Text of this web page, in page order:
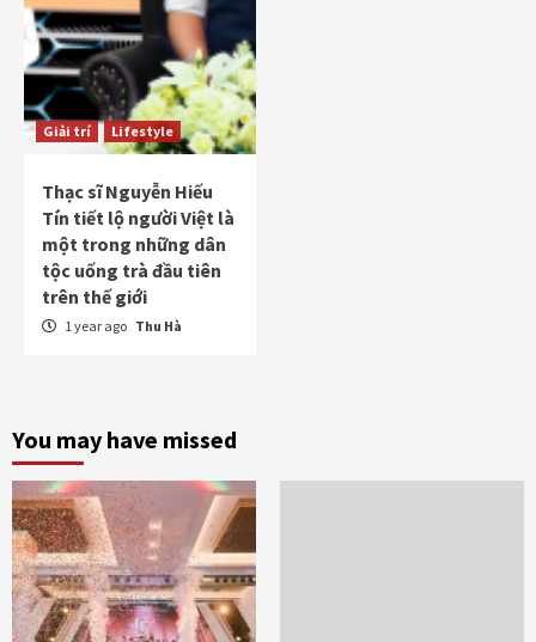
Giải trí Lifestyle
Thạc sĩ Nguyễn Hiếu
Tín tiết lộ người Việt là
một trong những dân
tộc uống trà đầu tiên
trên thế giới
1 year ago Thu Hà
You may have missed